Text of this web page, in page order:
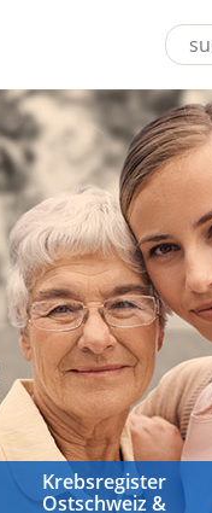
Krebsregister
Ostschweiz &